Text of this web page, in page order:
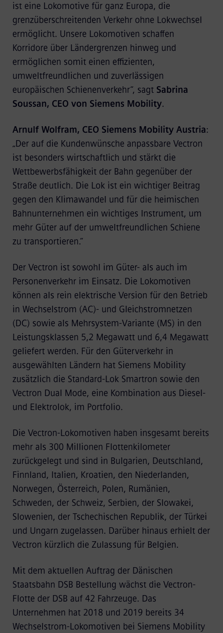
ist eine Lokomotive für ganz Europa, die
grenzüberschreitenden Verkehr ohne Lokwechsel
ermöglicht. Unsere Lokomotiven schaffen
Korridore über Ländergrenzen hinweg und
ermöglichen somit einen effizienten,
umweltfreundlichen und zuverlässigen
europäischen Schienenverkehr“, sagt Sabrina
Soussan, CEO von Siemens Mobility.
Arnulf Wolfram, CEO Siemens Mobility Austria:
„Der auf die Kundenwünsche anpassbare Vectron
ist besonders wirtschaftlich und stärkt die
Wettbewerbsfähigkeit der Bahn gegenüber der
Straße deutlich. Die Lok ist ein wichtiger Beitrag
gegen den Klimawandel und für die heimischen
Bahnunternehmen ein wichtiges Instrument, um
mehr Güter auf der umweltfreundlichen Schiene
zu transportieren.“
Der Vectron ist sowohl im Güter- als auch im
Personenverkehr im Einsatz. Die Lokomotiven
können als rein elektrische Version für den Betrieb
in Wechselstrom (AC)- und Gleichstromnetzen
(DC) sowie als Mehrsystem-Variante (MS) in den
Leistungsklassen 5,2 Megawatt und 6,4 Megawatt
geliefert werden. Für den Güterverkehr in
ausgewählten Ländern hat Siemens Mobility
zusätzlich die Standard-Lok Smartron sowie den
Vectron Dual Mode, eine Kombination aus Diesel-
und Elektrolok, im Portfolio.
Die Vectron-Lokomotiven haben insgesamt bereits
mehr als 300 Millionen Flottenkilometer
zurückgelegt und sind in Bulgarien, Deutschland,
Finnland, Italien, Kroatien, den Niederlanden,
Norwegen, Österreich, Polen, Rumänien,
Schweden, der Schweiz, Serbien, der Slowakei,
Slowenien, der Tschechischen Republik, der Türkei
und Ungarn zugelassen. Darüber hinaus erhielt der
Vectron kürzlich die Zulassung für Belgien.
Mit dem aktuellen Auftrag der Dänischen
Staatsbahn DSB Bestellung wächst die Vectron-
Flotte der DSB auf 42 Fahrzeuge. Das
Unternehmen hat 2018 und 2019 bereits 34
Wechselstrom-Lokomotiven bei Siemens Mobility